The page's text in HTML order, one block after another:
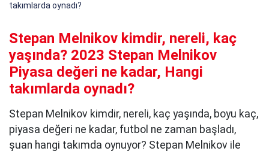
takımlarda oynadı?
Stepan Melnikov kimdir, nereli, kaç
yaşında? 2023 Stepan Melnikov
Piyasa değeri ne kadar, Hangi
takımlarda oynadı?
Stepan Melnikov kimdir, nereli, kaç yaşında, boyu kaç,
piyasa değeri ne kadar, futbol ne zaman başladı,
şuan hangi takımda oynuyor? Stepan Melnikov ile